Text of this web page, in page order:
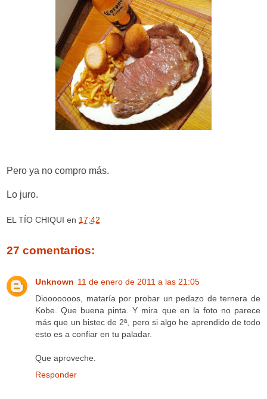
Pero ya no compro más.
Lo juro.
EL TÍO CHIQUI en 17:42
27 comentarios:
Unknown 11 de enero de 2011 a las 21:05
Diooooooos, mataría por probar un pedazo de ternera de
Kobe. Que buena pinta. Y mira que en la foto no parece
más que un bistec de 2ª, pero si algo he aprendido de todo
esto es a confiar en tu paladar.
Que aproveche.
Responder